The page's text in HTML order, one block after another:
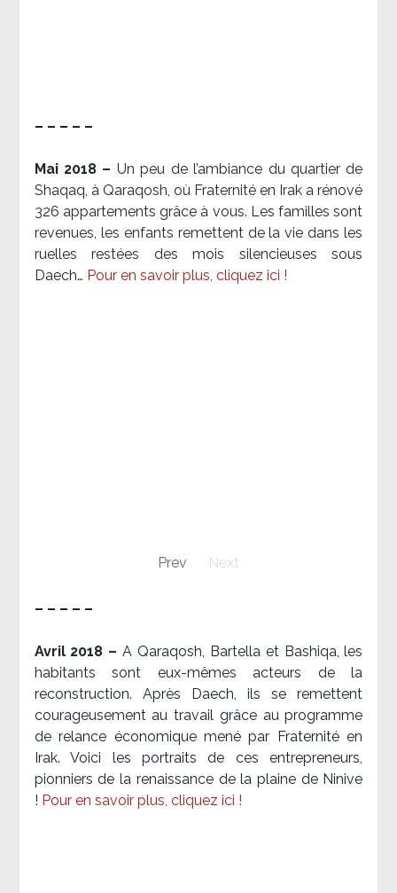
– – – – –
Mai 2018 – Un peu de l’ambiance du quartier de
Shaqaq, à Qaraqosh, où Fraternité en Irak a rénové
326 appartements grâce à vous. Les familles sont
revenues, les enfants remettent de la vie dans les
ruelles restées des mois silencieuses sous
Daech… Pour en savoir plus, cliquez ici !
Prev Next
– – – – –
Avril 2018 –A Qaraqosh, Bartella et Bashiqa, les
habitants sont eux-mêmes acteurs de la
reconstruction. Après Daech, ils se remettent
courageusement au travail grâce au programme
de relance économique mené par Fraternité en
Irak. Voici les portraits de ces entrepreneurs,
pionniers de la renaissance de la plaine de Ninive
! Pour en savoir plus, cliquez ici !